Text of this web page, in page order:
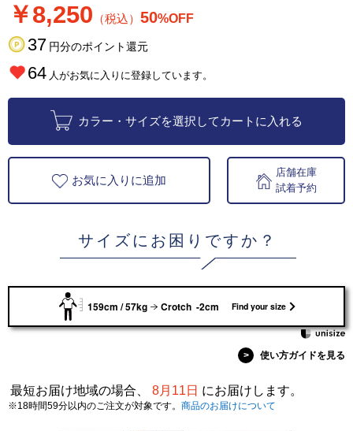
￥8,250 （税込） 50%OFF
37 円分のポイント還元
64 人がお気に入りに登録しています。
カラー・サイズを選択してカートに入れる
お気に入りに追加
店舗在庫
試着予約
サイズにお困りですか？
159cm / 57kg Crotch -2cm Find your size
> 使い方ガイドを見る
最短お届け地域の場合、 8月11日 にお届けします。
※18時間59分以内のご注文が対象です。 商品のお届けについて